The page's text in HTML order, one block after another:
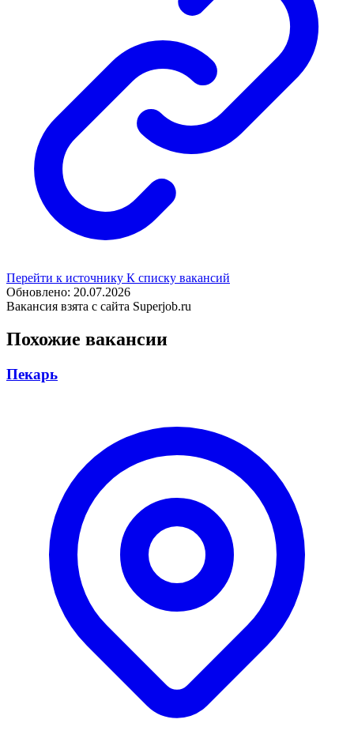
Перейти к источнику К списку вакансий
Обновлено: 20.07.2026
Вакансия взята с сайта Superjob.ru
Похожие вакансии
Пекарь